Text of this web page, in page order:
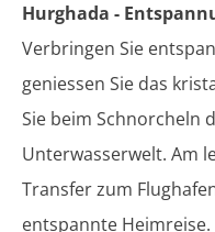
Hurghada -
Verbringen Sie
geniessen Sie das
Sie beim Schnorcheln
Unterwasserwelt. Am
Transfer zum
entspannte Heimreise.